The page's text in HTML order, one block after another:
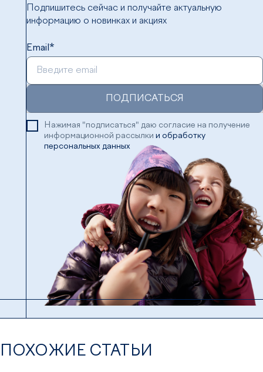
Подпишитесь сейчас и получайте актуальную
информацию о новинках и акциях
Email*
ПОДПИСАТЬСЯ
Нажимая "подписаться" даю согласие на получение
информационной рассылки и обработку
персональных данных
ПОХОЖИЕ СТАТЬИ